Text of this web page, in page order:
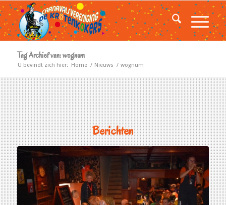
Tag Archief van: wognum
U bevindt zich hier: Home / Nieuws / wognum
Berichten